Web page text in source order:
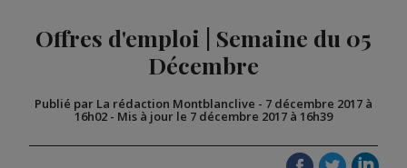
Offres d'emploi | Semaine du 05
Décembre
Publié par La rédaction Montblanclive - 7 décembre 2017 à
16h02 - Mis à jour le 7 décembre 2017 à 16h39